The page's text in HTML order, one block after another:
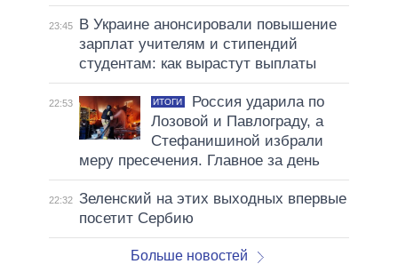
23:45
В Украине анонсировали повышение
зарплат учителям и стипендий
студентам: как вырастут выплаты
22:53 ИТОГИ
Россия ударила по
Лозовой и Павлограду, а
Стефанишиной избрали
меру пресечения. Главное за день
22:32 Зеленский на этих выходных впервые
посетит Сербию
Больше новостей